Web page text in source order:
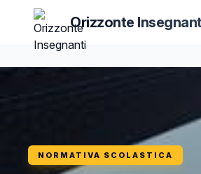
Orizzonte
NORMATIVA SCOLASTICA